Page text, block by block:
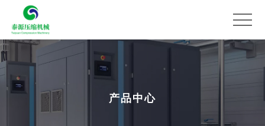
产品中心